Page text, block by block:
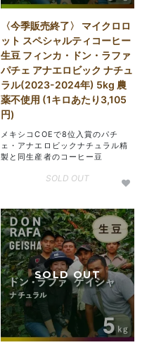
〈今季販売終了〉 マイクロロ
ット スペシャルティコーヒー
生豆 フィンカ・ドン・ラファ
パチェ アナエロビック ナチュ
ラル(2023-2024年) 5kg 農
薬不使用 (1キロあたり3,105
円)
メキシコCOEで8位入賞のパチ
ェ・アナエロビックナチュラル精
製と同生産者のコーヒー豆
SOLD OUT